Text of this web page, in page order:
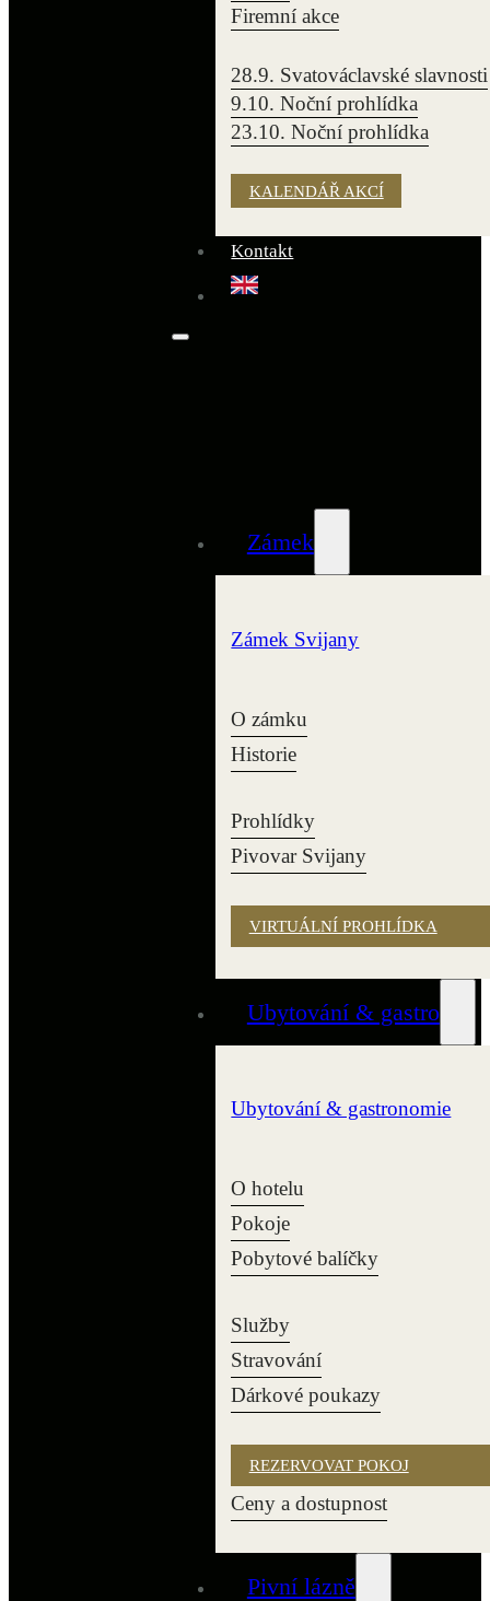
Firemní akce
28.9. Svatováclavské slavnosti
9.10. Noční prohlídka
23.10. Noční prohlídka
KALENDÁŘ AKCÍ
Kontakt
Zámek
Zámek Svijany
O zámku
Historie
Prohlídky
Pivovar Svijany
VIRTUÁLNÍ PROHLÍDKA
Ubytování & gastro
Ubytování & gastronomie
O hotelu
Pokoje
Pobytové balíčky
Služby
Stravování
Dárkové poukazy
REZERVOVAT POKOJ
Ceny a dostupnost
Pivní lázně